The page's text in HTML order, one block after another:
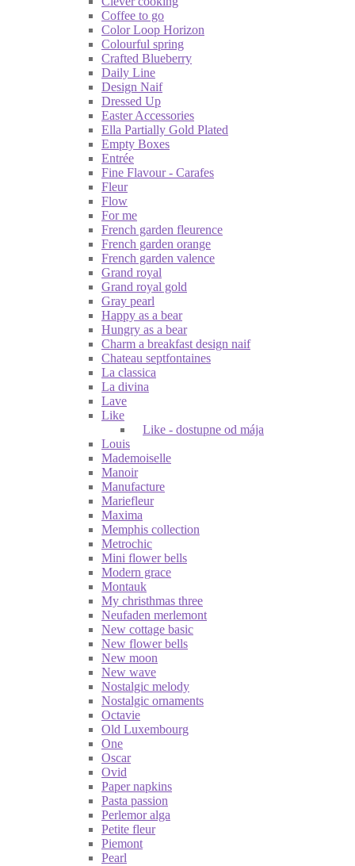
Coffee to go
Color Loop Horizon
Colourful spring
Crafted Blueberry
Daily Line
Design Naif
Dressed Up
Easter Accessories
Ella Partially Gold Plated
Empty Boxes
Entrée
Fine Flavour - Carafes
Fleur
Flow
For me
French garden fleurence
French garden orange
French garden valence
Grand royal
Grand royal gold
Gray pearl
Happy as a bear
Hungry as a bear
Charm a breakfast design naif
Chateau septfontaines
La classica
La divina
Lave
Like
Like - dostupne od mája
Louis
Mademoiselle
Manoir
Manufacture
Mariefleur
Maxima
Memphis collection
Metrochic
Mini flower bells
Modern grace
Montauk
My christhmas three
Neufaden merlemont
New cottage basic
New flower bells
New moon
New wave
Nostalgic melody
Nostalgic ornaments
Octavie
Old Luxembourg
One
Oscar
Ovid
Paper napkins
Pasta passion
Perlemor alga
Petite fleur
Piemont
Pearl